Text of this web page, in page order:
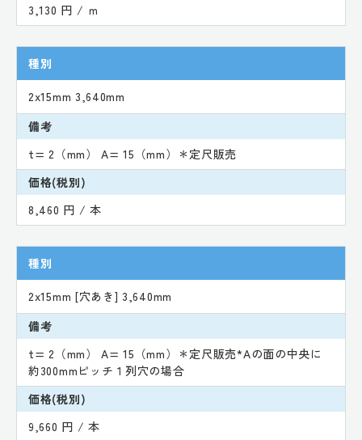
3,130 円 / ｍ
種別
2x15mm 3,640mm
備考
t= 2（mm） A= 15（mm）＊定尺販売
価格(税別)
8,460 円 / 本
種別
2x15mm [穴あき] 3,640mm
備考
t= 2（mm） A= 15（mm）＊定尺販売*Aの面の中央に
約300mmピッチ１列穴の場合
価格(税別)
9,660 円 / 本